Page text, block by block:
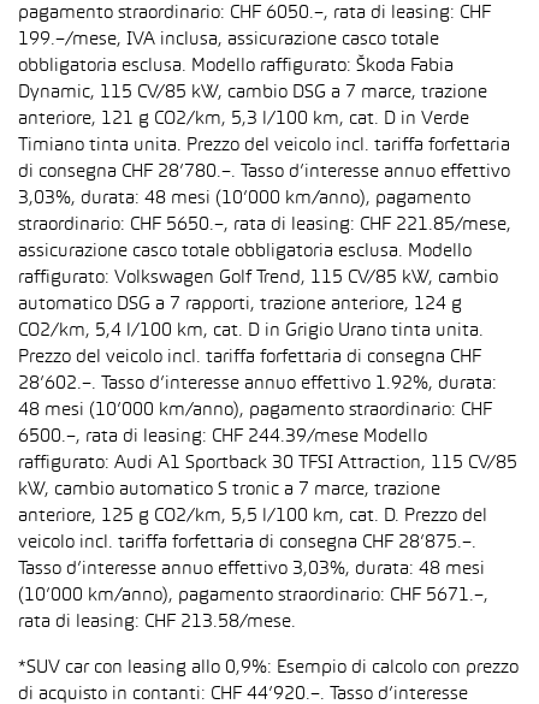
pagamento straordinario: CHF 6050.–, rata di leasing: CHF
199.–/mese, IVA inclusa, assicurazione casco totale
obbligatoria esclusa. Modello raffigurato: Škoda Fabia
Dynamic, 115 CV/85 kW, cambio DSG a 7 marce, trazione
anteriore, 121 g CO2/km, 5,3 l/100 km, cat. D in Verde
Timiano tinta unita. Prezzo del veicolo incl. tariffa forfettaria
di consegna CHF 28’780.–. Tasso d’interesse annuo effettivo
3,03%, durata: 48 mesi (10’000 km/anno), pagamento
straordinario: CHF 5650.–, rata di leasing: CHF 221.85/mese,
assicurazione casco totale obbligatoria esclusa. Modello
raffigurato: Volkswagen Golf Trend, 115 CV/85 kW, cambio
automatico DSG a 7 rapporti, trazione anteriore, 124 g
CO2/km, 5,4 l/100 km, cat. D in Grigio Urano tinta unita.
Prezzo del veicolo incl. tariffa forfettaria di consegna CHF
28’602.–. Tasso d’interesse annuo effettivo 1.92%, durata:
48 mesi (10’000 km/anno), pagamento straordinario: CHF
6500.–, rata di leasing: CHF 244.39/mese Modello
raffigurato: Audi A1 Sportback 30 TFSI Attraction, 115 CV/85
kW, cambio automatico S tronic a 7 marce, trazione
anteriore, 125 g CO2/km, 5,5 l/100 km, cat. D. Prezzo del
veicolo incl. tariffa forfettaria di consegna CHF 28’875.–.
Tasso d’interesse annuo effettivo 3,03%, durata: 48 mesi
(10’000 km/anno), pagamento straordinario: CHF 5671.–,
rata di leasing: CHF 213.58/mese.
*SUV car con leasing allo 0,9%: Esempio di calcolo con prezzo
di acquisto in contanti: CHF 44’920.–. Tasso d’interesse